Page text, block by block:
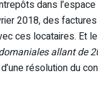
dans
2018, des
ces locataires. Et
allant de
résolution du